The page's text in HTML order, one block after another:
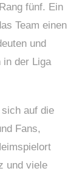
fünf. Ein
Team einen
und
in der Liga
auf die
Fans,
und viele